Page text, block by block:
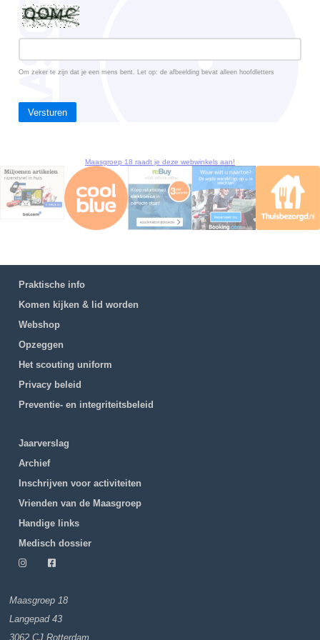
Maasgroep 18 raadt je deze webwinkels aan!
Om zeker te zijn dat je een mens bent. Let op: de afbeelding bevat alleen hoofdletters
Versturen
Praktische info
Komen kijken & lid worden
Webshop
Opzeggen
Het scouting uniform
Privacy beleid
Preventie- en integriteitsbeleid
Jaarverslag
Archief
Inschrijven voor activiteiten
Vrienden van de Maasgroep
Handige links
Medisch dossier
Maasgroep 18
Langepad 43
3062 CJ Rotterdam